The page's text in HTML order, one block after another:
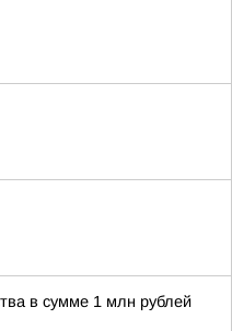
в сумме 1 млн рублей